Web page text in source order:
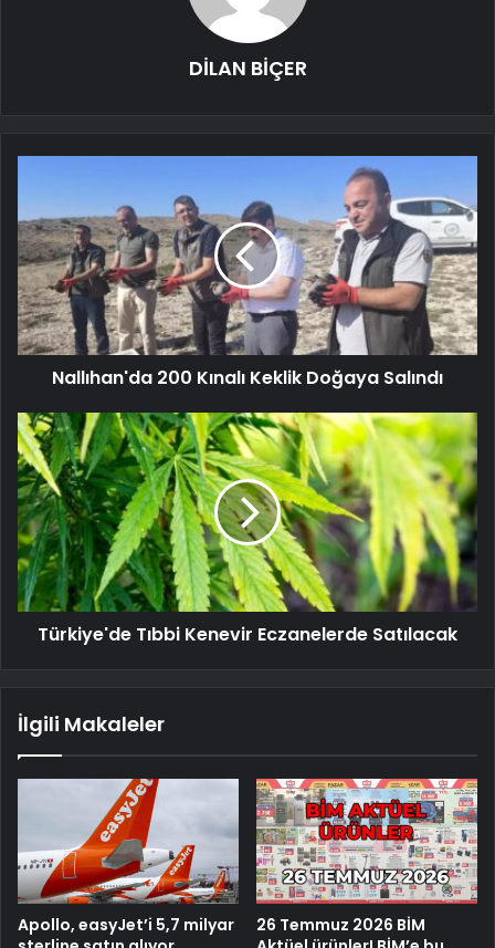
DİLAN BİÇER
Nallıhan'da 200 Kınalı Keklik Doğaya Salındı
Türkiye'de Tıbbi Kenevir Eczanelerde Satılacak
İlgili Makaleler
Apollo, easyJet’i 5,7 milyar
26 Temmuz 2026 BİM